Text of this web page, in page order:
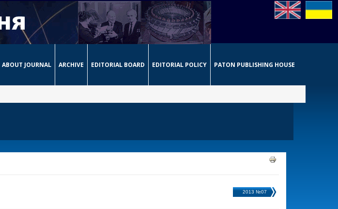
ABOUT JOURNAL ARCHIVE EDITORIAL BOARD EDITORIAL POLICY PATON PUBLISHING HOUSE
2013 №07